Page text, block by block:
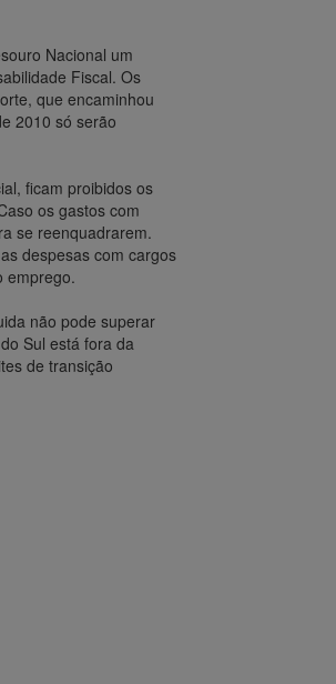
Nacional um
Fiscal. Os
que encaminhou
2010 só serão
ficam proibidos os
os gastos com
se reenquadrarem.
despesas com cargos
emprego.
não pode superar
Sul está fora da
de transição